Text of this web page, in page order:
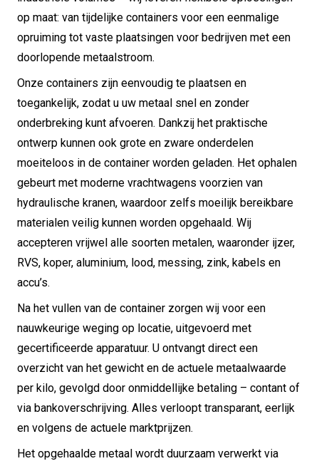
op maat: van tijdelijke containers voor een eenmalige
opruiming tot vaste plaatsingen voor bedrijven met een
doorlopende metaalstroom.
Onze containers zijn eenvoudig te plaatsen en
toegankelijk, zodat u uw metaal snel en zonder
onderbreking kunt afvoeren. Dankzij het praktische
ontwerp kunnen ook grote en zware onderdelen
moeiteloos in de container worden geladen. Het ophalen
gebeurt met moderne vrachtwagens voorzien van
hydraulische kranen, waardoor zelfs moeilijk bereikbare
materialen veilig kunnen worden opgehaald. Wij
accepteren vrijwel alle soorten metalen, waaronder ijzer,
RVS, koper, aluminium, lood, messing, zink, kabels en
accu’s.
Na het vullen van de container zorgen wij voor een
nauwkeurige weging op locatie, uitgevoerd met
gecertificeerde apparatuur. U ontvangt direct een
overzicht van het gewicht en de actuele metaalwaarde
per kilo, gevolgd door onmiddellijke betaling – contant of
via bankoverschrijving. Alles verloopt transparant, eerlijk
en volgens de actuele marktprijzen.
Het opgehaalde metaal wordt duurzaam verwerkt via